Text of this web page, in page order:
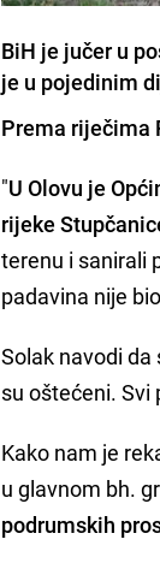
BiH je jučer u
je u pojedinim
Prema riječima
"U Olovu je
rijeke
terenu i sanirali
padavina nije
Solak navodi
su oštećeni.
Kako nam je
u glavnom bh.
podrumskih